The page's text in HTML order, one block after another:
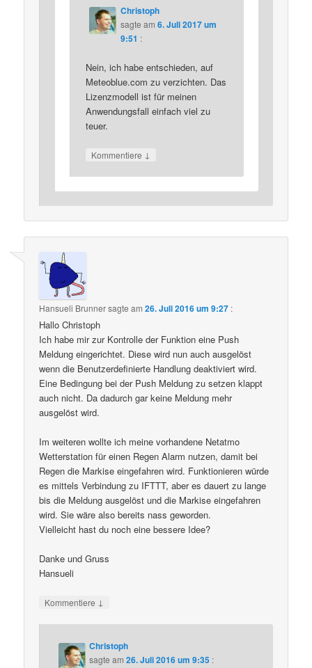
Christoph
sagte am 6. Juli 2017 um
9:51 :
Nein, ich habe entschieden, auf
Meteoblue.com zu verzichten. Das
Lizenzmodell ist für meinen
Anwendungsfall einfach viel zu
teuer.
Kommentiere ↓
Hansueli Brunnersagte am26. Juli 2016 um 9:27 :
Hallo Christoph
Ich habe mir zur Kontrolle der Funktion eine Push
Meldung eingerichtet. Diese wird nun auch ausgelöst
wenn die Benutzerdefinierte Handlung deaktiviert wird.
Eine Bedingung bei der Push Meldung zu setzen klappt
auch nicht. Da dadurch gar keine Meldung mehr
ausgelöst wird.
Im weiteren wollte ich meine vorhandene Netatmo
Wetterstation für einen Regen Alarm nutzen, damit bei
Regen die Markise eingefahren wird. Funktionieren würde
es mittels Verbindung zu IFTTT, aber es dauert zu lange
bis die Meldung ausgelöst und die Markise eingefahren
wird. Sie wäre also bereits nass geworden.
Vielleicht hast du noch eine bessere Idee?
Danke und Gruss
Hansueli
Kommentiere ↓
Christoph
sagte am26. Juli 2016 um 9:35 :